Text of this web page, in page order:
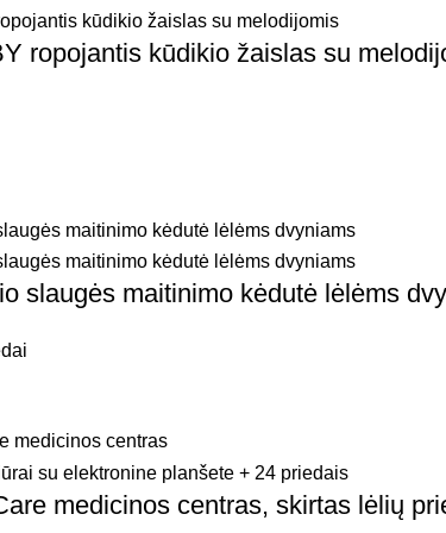
ropojantis kūdikio žaislas su
slaugės maitinimo kėdutė lėlėms
medicinos centras, skirtas lėlių